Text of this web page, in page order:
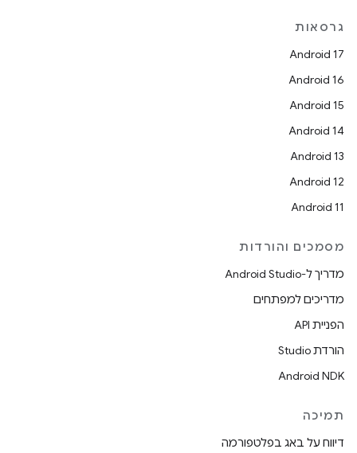
גרסאות
Android 17
Android 16
Android 15
Android 14
Android 13
Android 12
Android 11
מסמכים והורדות
מדריך ל-Android Studio
מדריכים למפתחים
הפניית API
הורדת Studio
Android NDK
תמיכה
דיווח על באג בפלטפורמה